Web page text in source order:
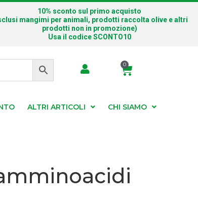
10% sconto sul primo acquisto
mangimi per animali, prodotti raccolta olive e altri
prodotti non in promozione)
Usa il codice SCONTO10
0
ALTRI ARTICOLI CHI SIAMO